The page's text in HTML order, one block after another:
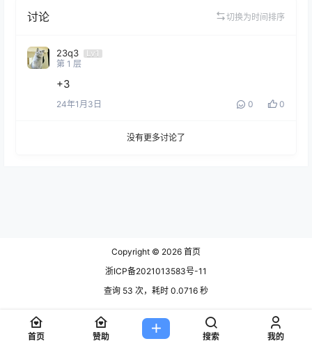
讨论 切换为时间排序
23q3
Lv1
第 1 层
+3
24年1月3日 0 0
没有更多讨论了
Copyright © 2026 首页
浙ICP备2021013583号-11
查询 53 次，耗时 0.0716 秒
首页 赞助 搜索 我的